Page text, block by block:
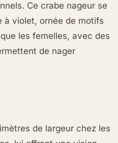
Ce crabe nageur se
à violet, ornée de motifs
les femelles, avec des
de nager
de largeur chez les